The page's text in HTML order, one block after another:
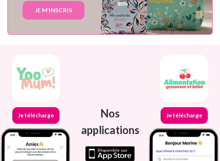
JE M'INSCRIS
Je télécharge
Nos
applications
Je télécharge